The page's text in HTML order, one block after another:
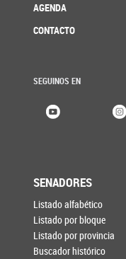
AGENDA
CONTACTO
SEGUINOS EN
SENADORES
Listado alfabético
Listado por bloque
Listado por provincia
Buscador histórico